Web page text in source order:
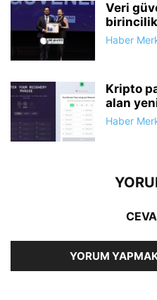
Veri
birincilik
Haber
Kripto
alan
Haber
YORUM